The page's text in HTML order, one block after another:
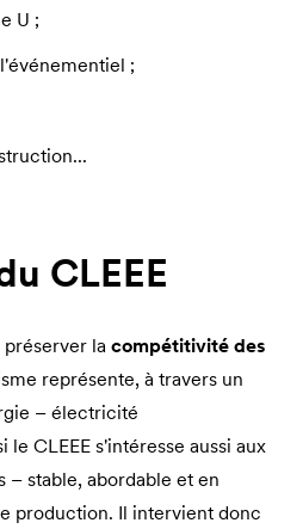
U ;
;
CLEEE
préserver la compétitivité des
représente, à travers un
– électricité
CLEEE s'intéresse aussi aux
– stable, abordable et en
production. Il intervient donc